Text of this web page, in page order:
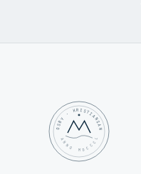
MOSBY · KRISTIANSAND
✦ ANNO MDCCCL ✦